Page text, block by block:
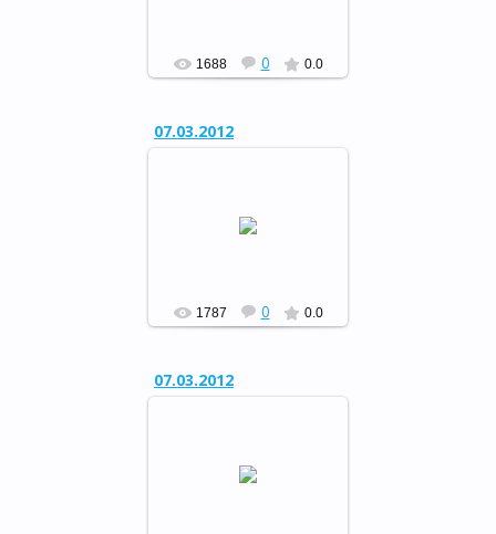
1688 0 0.0
07.03.2012
«Свет женщины…»
1787 0 0.0
07.03.2012
«Свет женщины…»